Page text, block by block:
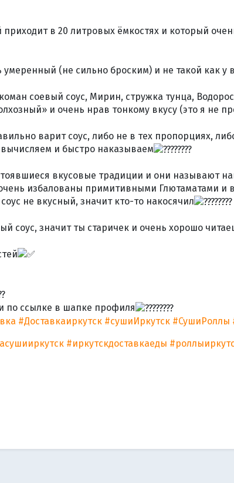
в 20 литровых ёмкостях и который
(не сильно броским) и не такой как у
соевый соус, Мирин, стружка тунца,
и очень нрав тонкому вкусу (это я не
варит соус, либо не в тех пропорциях,
и быстро наказываем
вкусовые традиции и они называют
избалованы примитивными Глютаматами и
не вкусный, значит кто-то накосячил
соус, значит ты старичек и очень хорошо
по ссылке в шапке профиля
#Доставкаиркутск #сушиИркутск #СушиРоллы
#иркутскдоставкаеды